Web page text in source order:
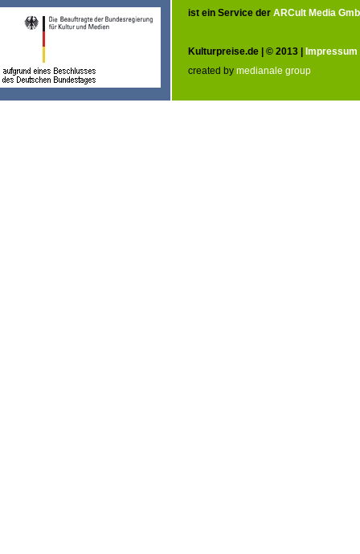
ist ein Service der ARCult Media
Kulturpreise.de | © 2013 | Impressum
created by medianale group